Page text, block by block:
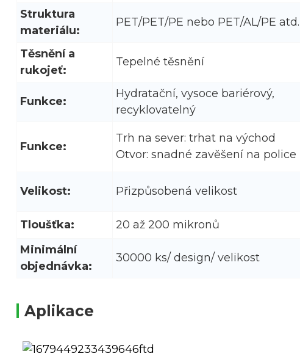
Struktura
materiálu:
PET/PET/PE nebo PET/AL/PE atd.
Těsnění a
rukojeť:
Tepelné těsnění
Funkce:
Hydratační, vysoce bariérový,
recyklovatelný
Funkce:
Trh na sever: trhat na východ
Otvor: snadné zavěšení na police
Velikost: Přizpůsobená velikost
Tloušťka:
20 až 200 mikronů
Minimální
objednávka:
30000 ks/ design/ velikost
Aplikace